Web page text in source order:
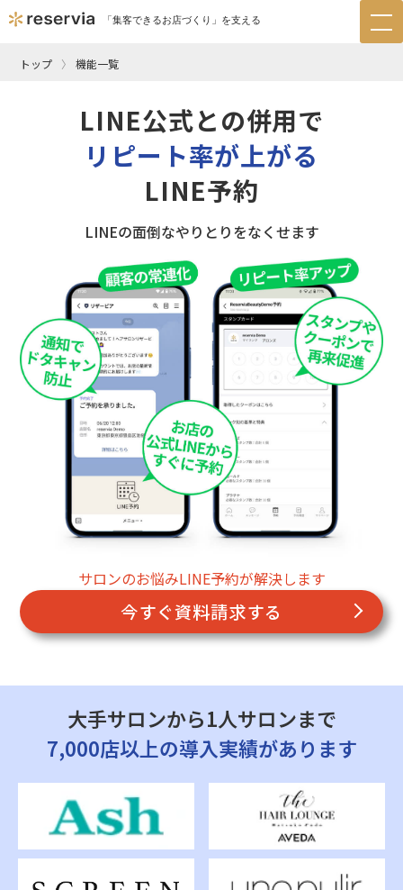
「集客できるお店づくり」を支える
トップ 機能一覧
LINE公式との併用で
リピート率が上がる
LINE予約
LINEの面倒なやりとりをなくせます
サロンのお悩みLINE予約が解決します
今すぐ資料請求する
大手サロンから1人サロンまで
7,000店以上の導入実績があります